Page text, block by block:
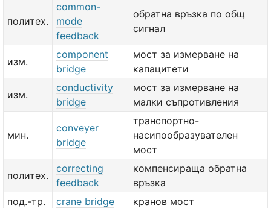
политех.
common-
mode
feedback
обратна връзка по общ
сигнал
изм.
component
bridge
мост за измерване на
капацитети
изм.
conductivity
bridge
мост за измерване на
малки съпротивления
мин.
conveyer
bridge
транспортно-
насипообразувателен
мост
политех.
correcting
feedback
компенсираща обратна
връзка
под.-тр.
crane bridge кранов мост